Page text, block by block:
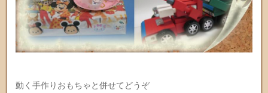
動く手作りおもちゃと併せてどうぞ